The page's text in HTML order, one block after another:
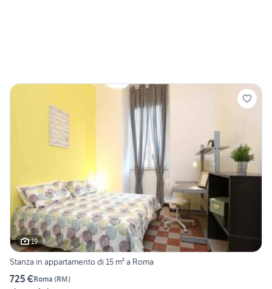
19
Stanza in appartamento di 15 m² a Roma
725 €Roma (RM)